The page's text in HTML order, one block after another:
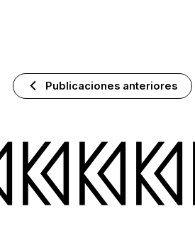
Publicaciones anteriores